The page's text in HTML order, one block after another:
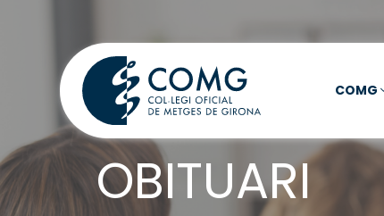
COMG
OBITUARI